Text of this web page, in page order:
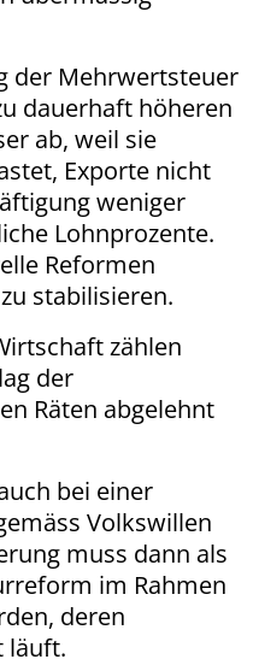
der Mehrwertsteuer
dauerhaft höheren
ab, weil sie
Exporte nicht
weniger
Lohnprozente.
Reformen
stabilisieren.
zählen
der
Räten abgelehnt
bei einer
Volkswillen
muss dann als
im Rahmen
deren
läuft.